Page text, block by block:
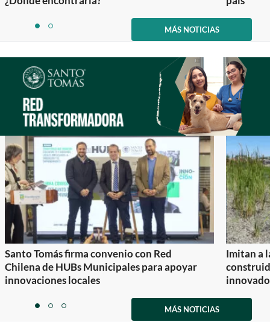
itemitem
2
MÁS NOTICIAS
Santo Tomás firma convenio con Red
Chilena de HUBs Municipales para apoyar
innovaciones locales
Imitan a
itemitemitem
MÁS NOTICIAS